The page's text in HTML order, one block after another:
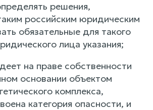
решения,
российским юридическим
обязательные для такого
лица указания;
на праве собственности
основании объектом
комплекса,
категория опасности, и